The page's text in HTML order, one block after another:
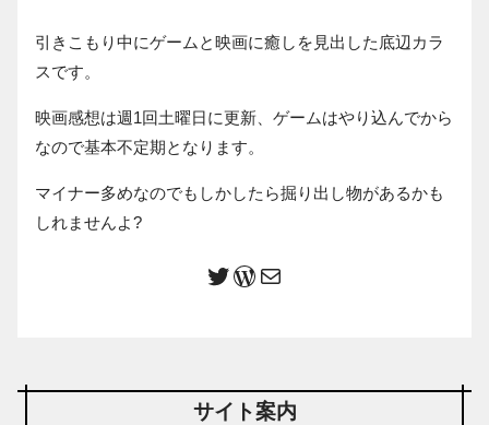
引きこもり中にゲームと映画に癒しを見出した底辺カラ
スです。
映画感想は週1回土曜日に更新、ゲームはやり込んでから
なので基本不定期となります。
マイナー多めなのでもしかしたら掘り出し物があるかも
しれませんよ?
サイト案内